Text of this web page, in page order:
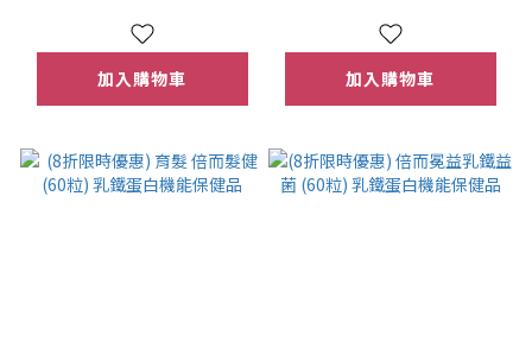
加入購物車 加入購物車